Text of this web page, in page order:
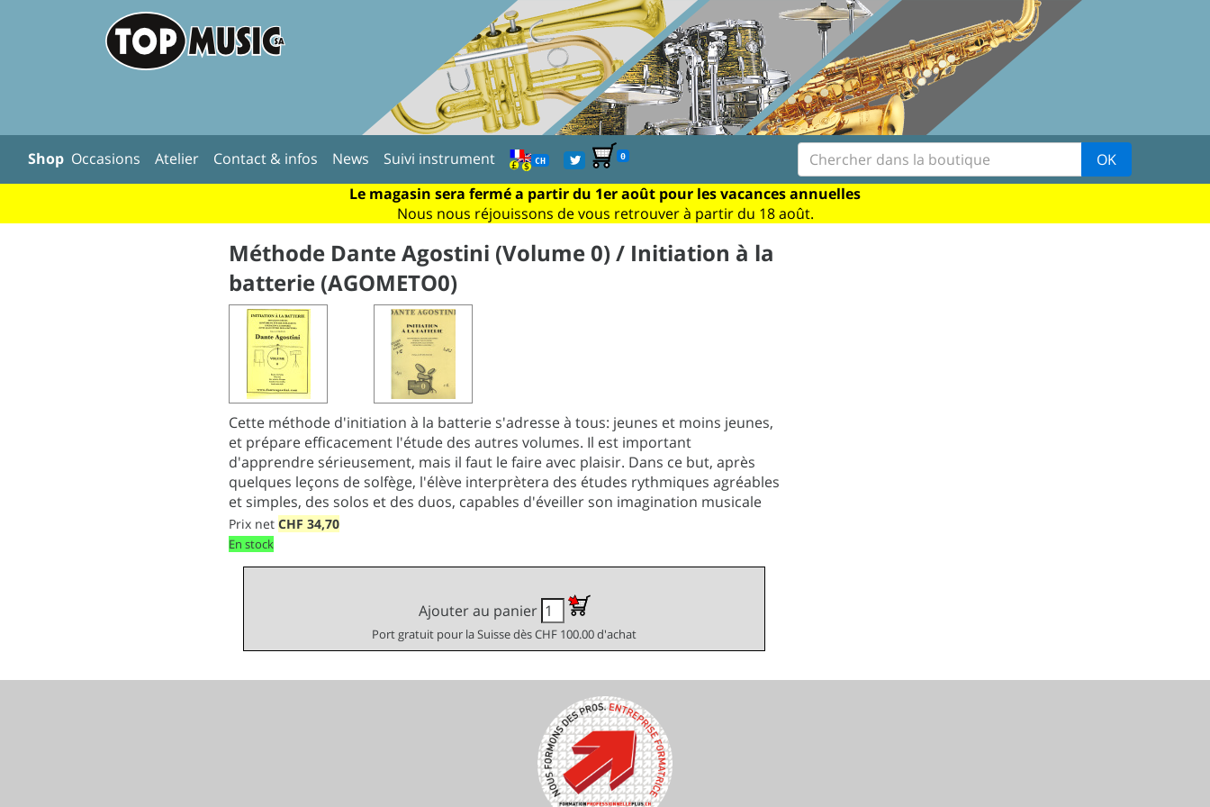
Shop Occasions Atelier Contact & infos News Suivi instrument CH 0
OK
Le magasin sera fermé a partir du 1er août pour les vacances annuelles
Nous nous réjouissons de vous retrouver à partir du 18 août.
Méthode Dante Agostini (Volume 0) / Initiation à la
batterie (AGOMETO0)
Cette méthode d'initiation à la batterie s'adresse à tous: jeunes et moins jeunes,
et prépare efficacement l'étude des autres volumes. Il est important
d'apprendre sérieusement, mais il faut le faire avec plaisir. Dans ce but, après
quelques leçons de solfège, l'élève interprètera des études rythmiques agréables
et simples, des solos et des duos, capables d'éveiller son imagination musicale
Prix net CHF 34,70
En stock
Ajouter au panier
Port gratuit pour la Suisse dès CHF 100.00 d'achat